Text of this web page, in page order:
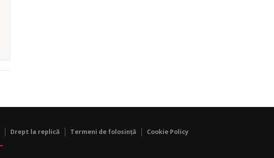
Drept la replică Termeni de folosință Cookie Policy